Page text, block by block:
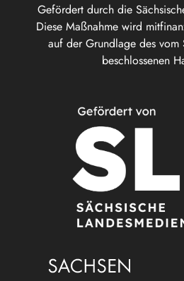
Gefördert durch die
Diese Maßnahme wird
auf der Grundlage des vom
beschlossenen